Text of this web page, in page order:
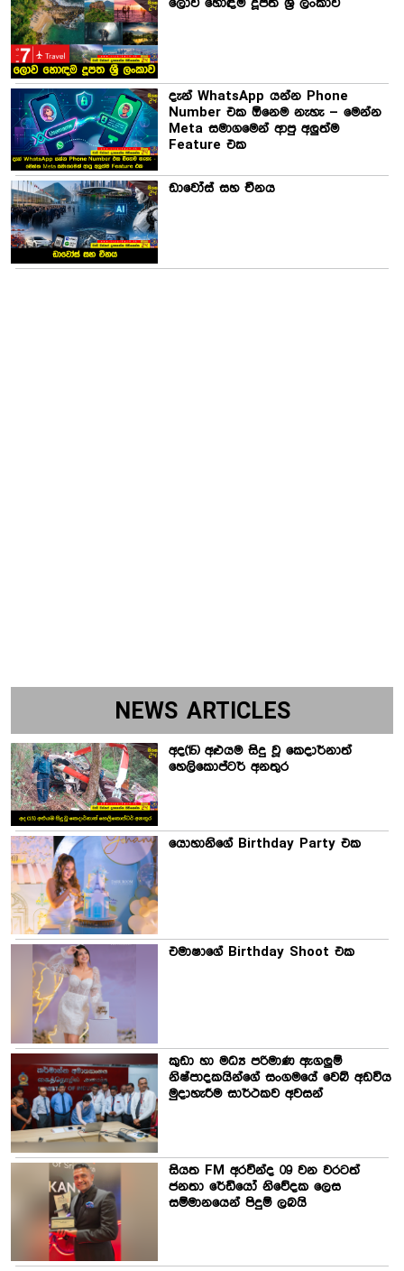
ලොව හොඳම දූපත ශ්‍රී ලංකාව
දැන් WhatsApp යන්න Phone
Number එක ඕනෙම නැහැ – මෙන්න
Meta සමාගමෙන් ආපු අලුත්ම
Feature එක
ඩාවෝස් සහ චීනය
NEWS ARTICLES
අද(15) අළුයම සිදු වූ කෙදාර්නාත්
හෙලිකොප්ටර් අනතුර
යොහානිගේ Birthday Party එක
එමාෂාගේ Birthday Shoot එක
කුඩා හා මධ්‍ය පරිමාණ ඇගලුම්
නිෂ්පාදකයින්ගේ සංගමයේ වෙබ් අඩවිය
මුදාහැරීම සාර්ථකව අවසන්
සියත FM අරවින්ද 09 වන වරටත්
ජනතා රේඩියෝ නිවේදක ලෙස
සම්මානයෙන් පිදුම් ලබයි